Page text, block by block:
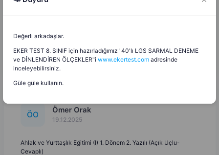
ÖO Ömer Orak
19.12.2025
Ahlak ve Yurttaşlık Eğitimi (I) 1. Dönem 2. Yazılı (Açık Uçlu-
Cevaplı)
Değerli arkadaşlar.
EKER TEST 8. SINIF için hazırladığımız "40'lı LGS SARMAL DENEME
ve DİNLENDİREN ÖLÇEKLER"i www.ekertest.com adresinde
inceleyebilirsiniz.
Güle güle kullanın.